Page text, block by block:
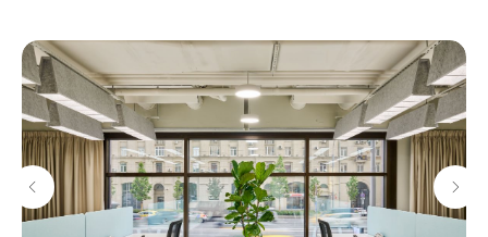
ОСТАВИТЬ ЗАЯВКУ
ПОЗВОНИТЬ СЕЙЧАС
Менеджер объекта
Семенистая Татьяна